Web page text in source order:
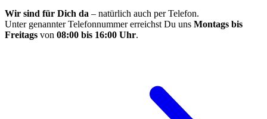
Wir sind für Dich da – natürlich auch per Telefon.
Unter genannter Telefonnummer erreichst Du uns Montags bis
Freitags von 08:00 bis 16:00 Uhr.